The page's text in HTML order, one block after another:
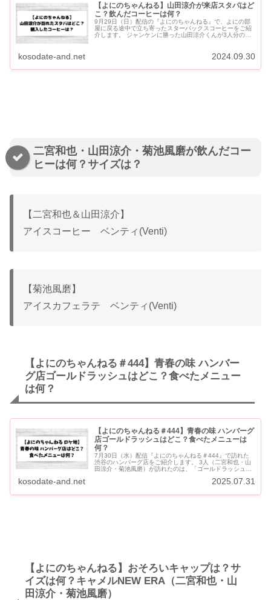
【よにのちゃんねる】山田涼介が来店スタバはど
こ？飲んだコーヒーは何？
9月29日（日）配信の『よにのちゃんねる』で、よにの部
屋に戻る途中で立ち寄ったスターバックスコーヒーをご紹
介します。 ジャンケンに勝った山田涼介くんが3人分のコ
kosodate-and.net 2024.09.30
二宮和也・山田涼介・菊池風磨が飲んだコー
ヒーは何？サイズは？
【二宮和也＆山田涼介】
アイスコーヒー ベンティ(Venti)
【菊池風磨】
アイスカフェラテ ベンティ(Venti)
【よにのちゃんねる＃444】青春の味 ハンバー
グ店ゴールドラッシュはどこ？食べたメニュー
は何？
【よにのちゃんねる＃444】青春の味 ハンバーグ
店ゴールドラッシュはどこ？食べたメニューは
何？
7月30日（水）配信『よにのちゃんねる＃444』で訪れた
渋谷のハンバーグ店をご紹介します。 3人（二宮和也・山
田涼介・菊池風磨）が訪れたのは、「ゴールドラッシュ渋
kosodate-and.net 2025.07.31
【よにのちゃんねる】おそろいキャップは？サ
イズは何？キャメルNEW ERA（二宮和也・山
田涼介・菊池風磨）